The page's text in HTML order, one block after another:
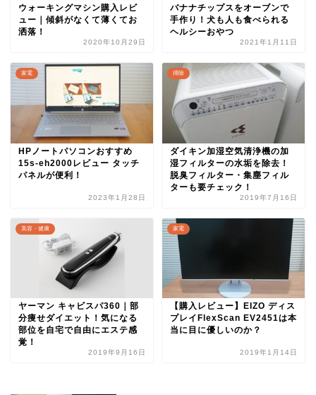
ウォーキングマシン購入レビ
ュー｜傾斜がなくて薄くてお
洒落！
2020年10月29日
バナナチップスをオーブンで
手作り！犬も人も食べられる
ヘルシーおやつ
2021年1月11日
家電
HPノートパソコンおすすめ
15s-eh2000レビュー タッチ
パネルが便利！
2023年1月28日
掃除
ダイキン加湿空気清浄機の加
湿フィルターの水垢を除去！
脱臭フィルター・集塵フィル
ターも要チェック！
2019年7月16日
美容・健康
ヤーマン キャビスパ360｜部
分痩せダイエット！気になる
部位を自宅で自由にエステ感
覚！
2019年9月16日
家電
【購入レビュー】EIZO ディス
プレイFlexScan EV2451は本
当に目に優しいのか？
2019年1月14日